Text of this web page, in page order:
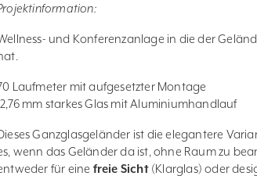
und Konferenzanlage in die der
Laufmeter mit aufgesetzter Montage
mm starkes Glas mit Aluminiumhandlauf
Ganzglasgeländer ist die elegantere
wenn das Geländer da ist, ohne Raum zu
für eine freie Sicht(Klarglas) oder